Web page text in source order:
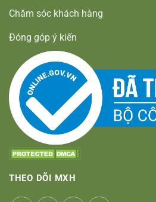
Chăm sóc khách hàng
Đóng góp ý kiến
THEO DÕI MXH